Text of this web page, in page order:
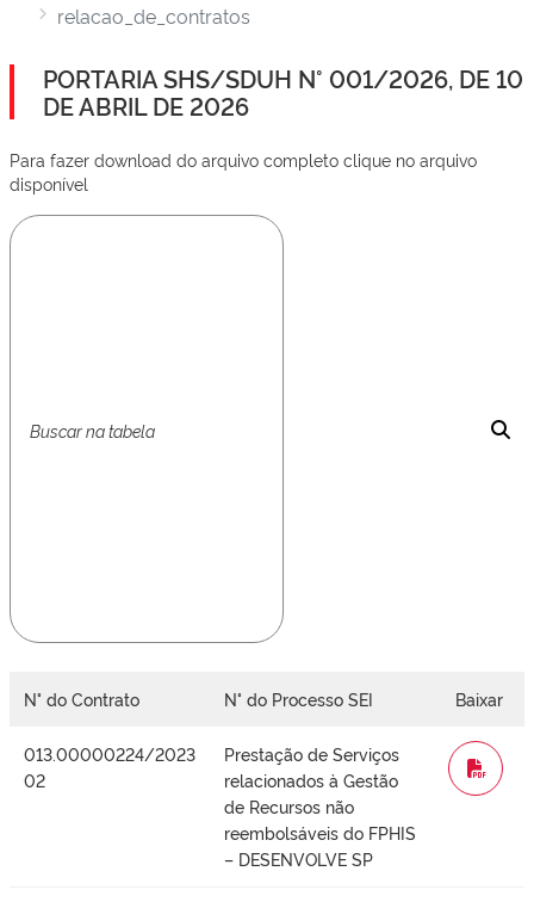
relacao_de_contratos
PORTARIA SHS/SDUH N° 001/2026, DE 10
DE ABRIL DE 2026
Para fazer download do arquivo completo clique no arquivo
disponível
N° do Contrato N° do Processo SEI Baixar
013.00000224/2023
02
Prestação de Serviços
relacionados à Gestão
de Recursos não
reembolsáveis do FPHIS
– DESENVOLVE SP
WORD